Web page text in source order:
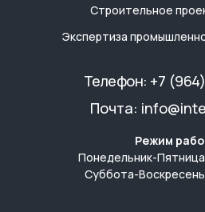
Строительное
Экспертиза
Телефон: +7
Режим
Понедельник-
Суббота-
Почта: